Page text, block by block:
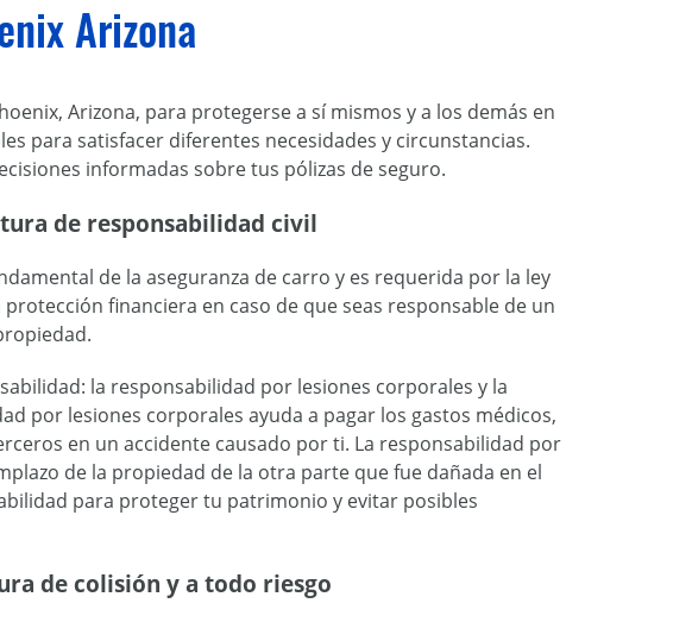
Arizona
Arizona, para protegerse a sí mismos y a los demás en
para satisfacer diferentes necesidades y circunstancias.
informadas sobre tus pólizas de seguro.
de responsabilidad civil
de la aseguranza de carro y es requerida por la ley
financiera en caso de que seas responsable de un
la responsabilidad por lesiones corporales y la
por lesiones corporales ayuda a pagar los gastos médicos,
en un accidente causado por ti. La responsabilidad por
de la propiedad de la otra parte que fue dañada en el
para proteger tu patrimonio y evitar posibles
de colisión y a todo riesgo